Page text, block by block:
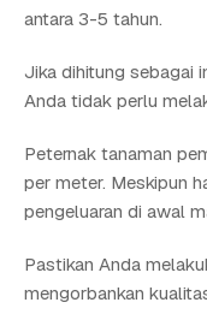
antara 3-5 tahun.
Jika dihitung sebagai
Anda tidak perlu
Peternak tanaman
per meter. Meskipun
pengeluaran di awal
Pastikan Anda
mengorbankan